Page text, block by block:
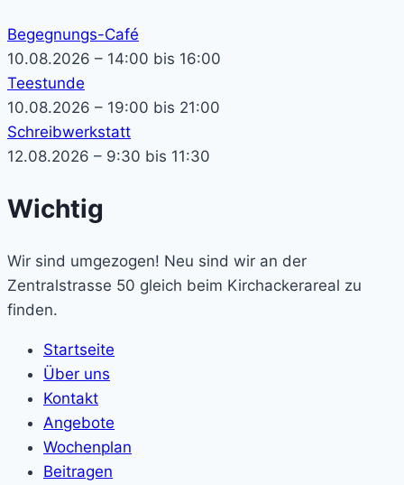
Begegnungs-Café
10.08.2026 – 14:00 bis 16:00
Teestunde
10.08.2026 – 19:00 bis 21:00
Schreibwerkstatt
12.08.2026 – 9:30 bis 11:30
Wichtig
Wir sind umgezogen! Neu sind wir an der
Zentralstrasse 50 gleich beim Kirchackerareal zu
finden.
Startseite
Über uns
Kontakt
Angebote
Wochenplan
Beitragen